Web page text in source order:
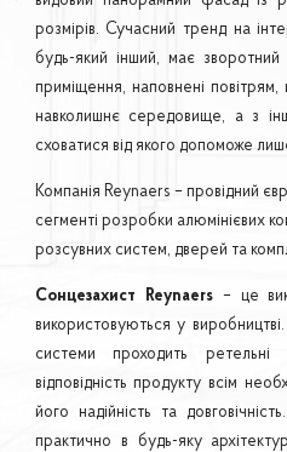
розмірів. Сучасний тренд на
будь-який інший, має
приміщення, наповнені
навколишнє середовище, а з
сховатися від якого допоможе
Компанія Reynaers – провідний
сегменті розробки алюмінієвих
розсувних систем, дверей та
Сонцезахист Reynaers– це
використовуються у
системи проходить
відповідність продукту всім
його надійність та
практично в будь-яку